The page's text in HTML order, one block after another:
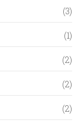
(3)
(1)
(2)
(2)
(2)